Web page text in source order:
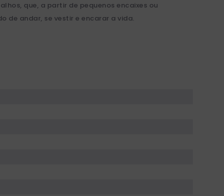
que, a partir de pequenos encaixes ou
de andar, se vestir e encarar a vida.